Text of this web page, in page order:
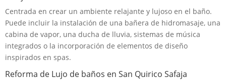
Centrada en crear un ambiente relajante y lujoso en el baño.
Puede incluir la instalación de una bañera de hidromasaje, una
cabina de vapor, una ducha de lluvia, sistemas de música
integrados o la incorporación de elementos de diseño
inspirados en spas.
Reforma de Lujo de baños en San Quirico Safaja